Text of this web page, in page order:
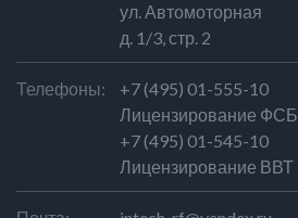
ул. Автомоторная
д. 1/3, стр. 2
Телефоны:
+7 (495) 01-555-10
Лицензирование ФСБ
+7 (495) 01-545-10
Лицензирование ВВТ